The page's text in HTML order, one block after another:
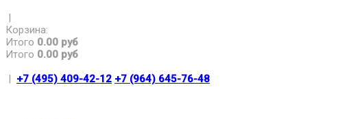
|
Корзина:
Итого 0.00 руб
Итого 0.00 руб
| +7 (495) 409-42-12 +7 (964) 645-76-48